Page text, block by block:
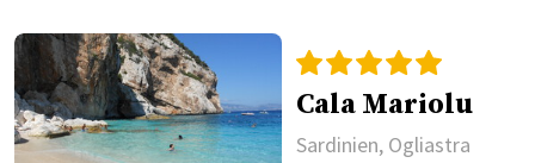
Cala Mariolu
Sardinien, Ogliastra